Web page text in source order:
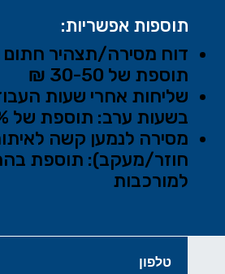
תוספות אפשריות:
דוח מסירה/תצהיר חתום
תוספת של 30-50 ₪
שליחות אחרי שעות
בשעות ערב: תוספת של 30%-50%
מסירה לנמען קשה לאיתור
חוזר/מעקב): תוספת
למורכבות
טלפון